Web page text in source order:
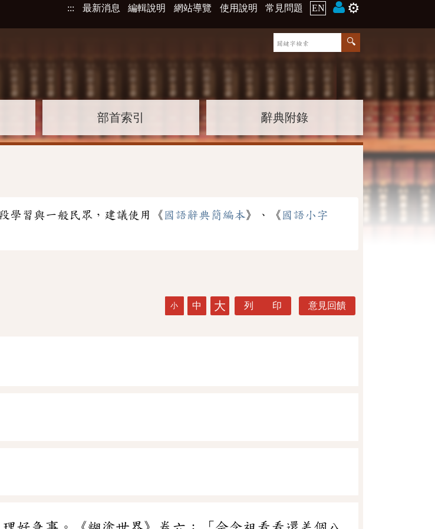
::: 最新消息 編輯說明 網站導覽 使用說明 常見問題 EN ⚙️
部首索引 辭典附錄
學習與一般民眾，建議使用《 國語辭典簡編本》、《 國語小字
小 中 大 列 印 意見回饋